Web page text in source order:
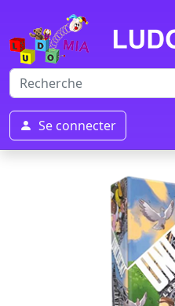
Se connecter